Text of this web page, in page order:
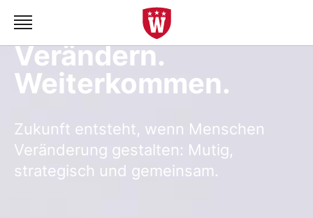
Verstehen.
Verändern.
Weiterkommen.
Zukunft entsteht, wenn Menschen
Veränderung gestalten: Mutig,
strategisch und gemeinsam.